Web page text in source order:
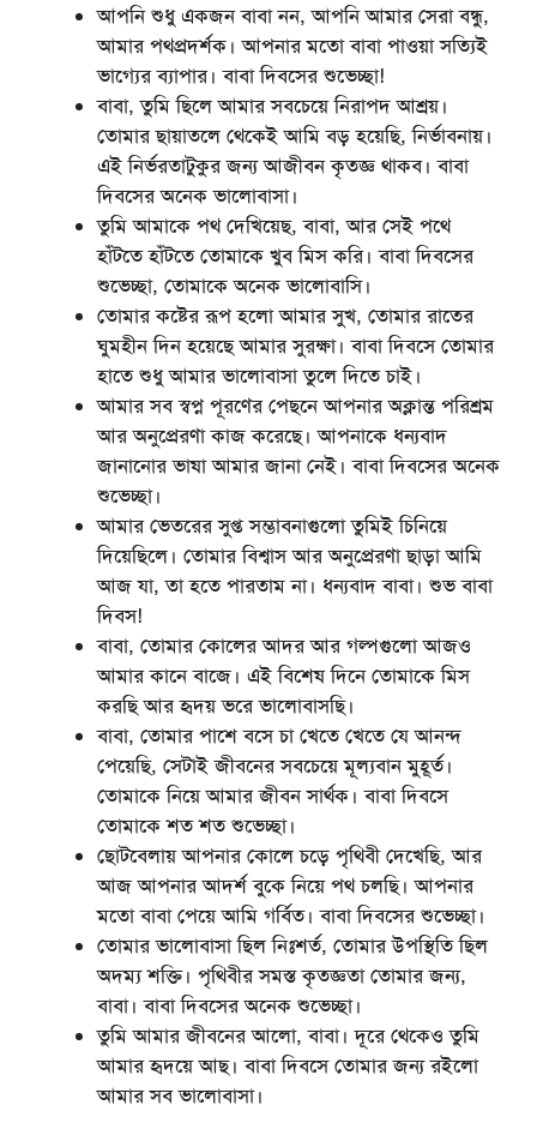
আপনি শুধু একজন বাবা নন, আপনি আমার সেরা বন্ধু,
আমার পথপ্রদর্শক। আপনার মতো বাবা পাওয়া সত্যিই
ভাগ্যের ব্যাপার। বাবা দিবসের শুভেচ্ছা!
বাবা, তুমি ছিলে আমার সবচেয়ে নিরাপদ আশ্রয়।
তোমার ছায়াতলে থেকেই আমি বড় হয়েছি, নির্ভাবনায়।
এই নির্ভরতাটুকুর জন্য আজীবন কৃতজ্ঞ থাকব। বাবা
দিবসের অনেক ভালোবাসা।
তুমি আমাকে পথ দেখিয়েছ, বাবা, আর সেই পথে
হাঁটতে হাঁটতে তোমাকে খুব মিস করি। বাবা দিবসের
শুভেচ্ছা, তোমাকে অনেক ভালোবাসি।
তোমার কষ্টের রূপ হলো আমার সুখ, তোমার রাতের
ঘুমহীন দিন হয়েছে আমার সুরক্ষা। বাবা দিবসে তোমার
হাতে শুধু আমার ভালোবাসা তুলে দিতে চাই।
আমার সব স্বপ্ন পূরণের পেছনে আপনার অক্লান্ত পরিশ্রম
আর অনুপ্রেরণা কাজ করেছে। আপনাকে ধন্যবাদ
জানানোর ভাষা আমার জানা নেই। বাবা দিবসের অনেক
শুভেচ্ছা।
আমার ভেতরের সুপ্ত সম্ভাবনাগুলো তুমিই চিনিয়ে
দিয়েছিলে। তোমার বিশ্বাস আর অনুপ্রেরণা ছাড়া আমি
আজ যা, তা হতে পারতাম না। ধন্যবাদ বাবা। শুভ বাবা
দিবস!
বাবা, তোমার কোলের আদর আর গল্পগুলো আজও
আমার কানে বাজে। এই বিশেষ দিনে তোমাকে মিস
করছি আর হৃদয় ভরে ভালোবাসছি।
বাবা, তোমার পাশে বসে চা খেতে খেতে যে আনন্দ
পেয়েছি, সেটাই জীবনের সবচেয়ে মূল্যবান মুহূর্ত।
তোমাকে নিয়ে আমার জীবন সার্থক। বাবা দিবসে
তোমাকে শত শত শুভেচ্ছা।
ছোটবেলায় আপনার কোলে চড়ে পৃথিবী দেখেছি, আর
আজ আপনার আদর্শ বুকে নিয়ে পথ চলছি। আপনার
মতো বাবা পেয়ে আমি গর্বিত। বাবা দিবসের শুভেচ্ছা।
তোমার ভালোবাসা ছিল নিঃশর্ত, তোমার উপস্থিতি ছিল
অদম্য শক্তি। পৃথিবীর সমস্ত কৃতজ্ঞতা তোমার জন্য,
বাবা। বাবা দিবসের অনেক শুভেচ্ছা।
তুমি আমার জীবনের আলো, বাবা। দূরে থেকেও তুমি
আমার হৃদয়ে আছ। বাবা দিবসে তোমার জন্য রইলো
আমার সব ভালোবাসা।